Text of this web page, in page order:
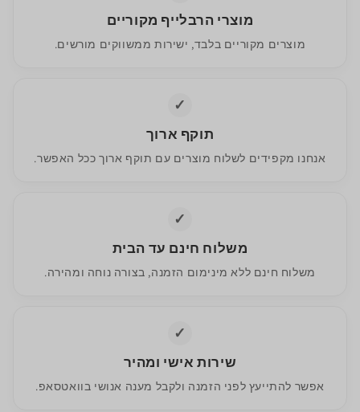
מוצרי הרבלייף מקוריים
מוצרים מקוריים בלבד, ישירות ממשווקים מורשים.
✓
תוקף ארוך
אנחנו מקפידים לשלוח מוצרים עם תוקף ארוך ככל האפשר.
✓
משלוח חינם עד הבית
משלוח חינם ללא מינימום הזמנה, בצורה נוחה ומהירה.
✓
שירות אישי ומהיר
אפשר להתייעץ לפני הזמנה ולקבל מענה אנושי בוואטסאפ.